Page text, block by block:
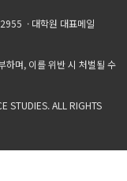
· 대학원 대표메일
하며, 이를 위반 시 처벌될 수
STUDIES. ALL RIGHTS